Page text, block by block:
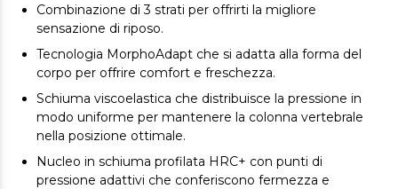
Combinazione di 3 strati per offrirti la migliore
sensazione di riposo.
Tecnologia MorphoAdapt che si adatta alla forma del
corpo per offrire comfort e freschezza.
Schiuma viscoelastica che distribuisce la pressione in
modo uniforme per mantenere la colonna vertebrale
nella posizione ottimale.
Nucleo in schiuma profilata HRC+ con punti di
pressione adattivi che conferiscono fermezza e